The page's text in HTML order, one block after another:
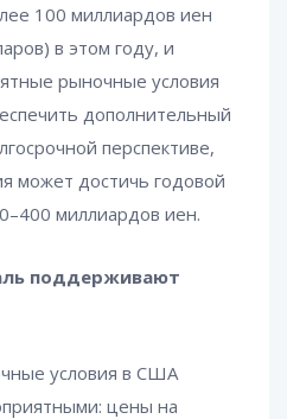
100 миллиардов иен
в этом году, и
рыночные условия
дополнительный
перспективе,
может достичь годовой
миллиардов иен.
поддерживают
условия в США
цены на